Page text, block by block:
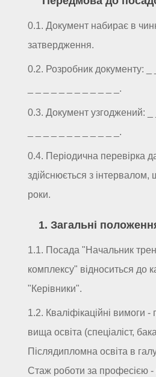
0.1. Документ набирає в
затвердження.
0.2. Розробник документу: _
_ _ _ _ _ _ _ _ _ _ _ _.
0.3. Документ узгоджений: _
_ _ _ _ _ _ _ _ _ _ _ _.
0.4. Періодична перевірка
здійснюється з
роки.
1. Загальні
1.1. Посада "Начальник
комплексу" відноситься до
"Керівники".
1.2. Кваліфікаційні вимоги
вища освіта (спеціаліст,
Післядипломна освіта в
Стаж роботи за професією